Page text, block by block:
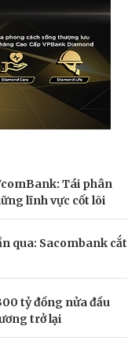
Tái phân
lĩnh vực cốt lõi
qua: Sacombank cắt
tỷ đồng nửa đầu
trở lại